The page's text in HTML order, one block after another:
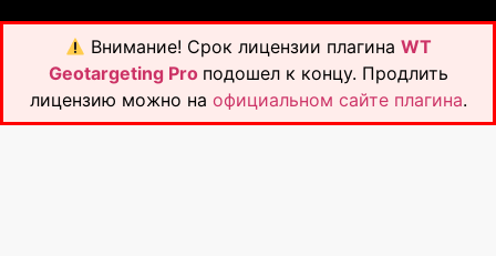
Внимание! Срок лицензии плагина WT
Geotargeting Pro подошел к концу. Продлить
лицензию можно на официальном сайте плагина.